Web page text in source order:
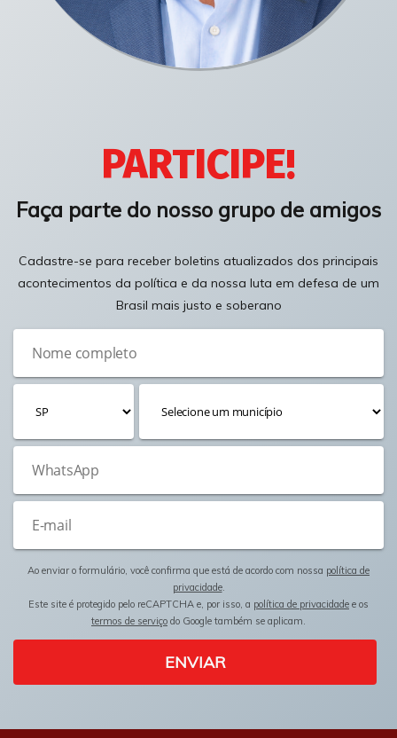
PARTICIPE!
Faça parte do nosso grupo de amigos
Cadastre-se para receber boletins atualizados dos principais
acontecimentos da política e da nossa luta em defesa de um
Brasil mais justo e soberano
Ao enviar o formulário, você confirma que está de acordo com nossa política de
privacidade.
Este site é protegido pelo reCAPTCHA e, por isso, a política de privacidade e os
termos de serviço do Google também se aplicam.
ENVIAR